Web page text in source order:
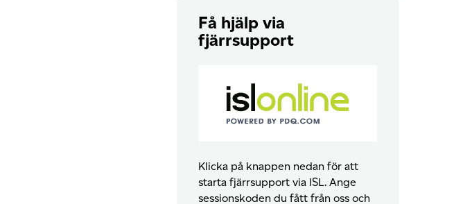
Få hjälp via
fjärrsupport
Klicka på knappen nedan för att
starta fjärrsupport via ISL. Ange
sessionskoden du fått från oss och